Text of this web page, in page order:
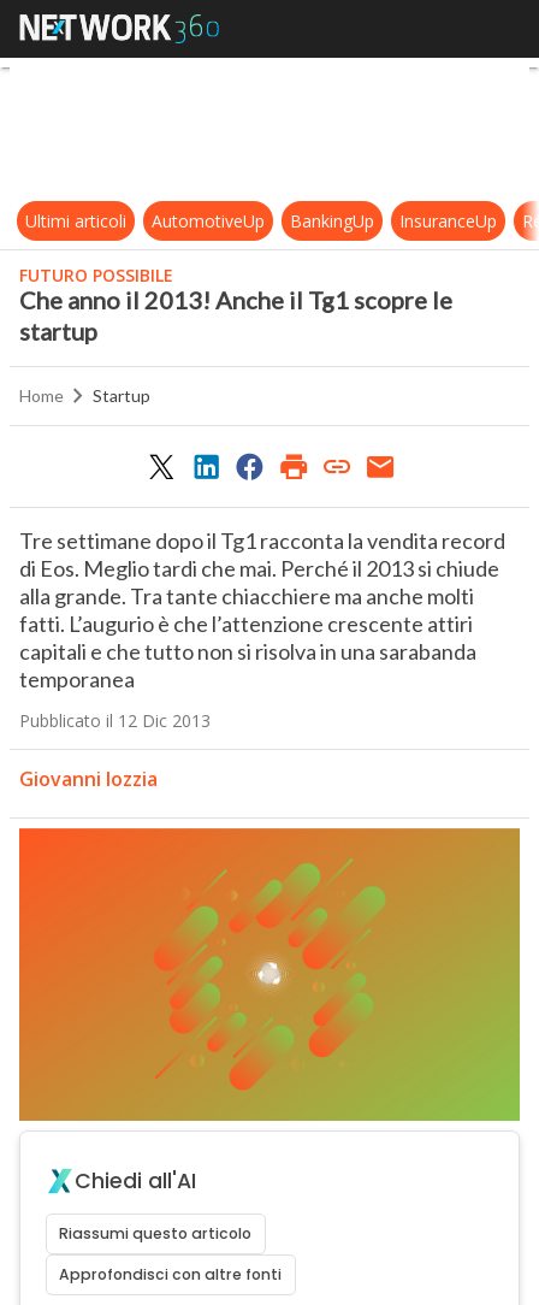
Che anno il 2013! Anche il Tg1
Ultimi articoli AutomotiveUp BankingUp InsuranceUp
FUTURO POSSIBILE
Che anno il 2013! Anche il Tg1 scopre le
startup
Home Startup
Tre settimane dopo il Tg1 racconta la vendita record
di Eos. Meglio tardi che mai. Perché il 2013 si chiude
alla grande. Tra tante chiacchiere ma anche molti
fatti. L’augurio è che l’attenzione crescente attiri
capitali e che tutto non si risolva in una sarabanda
temporanea
Pubblicato il 12 Dic 2013
Giovanni Iozzia
Chiedi all'AI
Riassumi questo articolo
Approfondisci con altre fonti